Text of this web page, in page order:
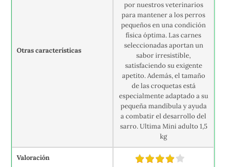
Otras características
por nuestros veterinarios
para mantener a los perros
pequeños en una condición
física óptima. Las carnes
seleccionadas aportan un
sabor irresistible,
satisfaciendo su exigente
apetito. Además, el tamaño
de las croquetas está
especialmente adaptado a su
pequeña mandíbula y ayuda
a combatir el desarrollo del
sarro. Ultima Mini adulto 1,5
kg
Valoración